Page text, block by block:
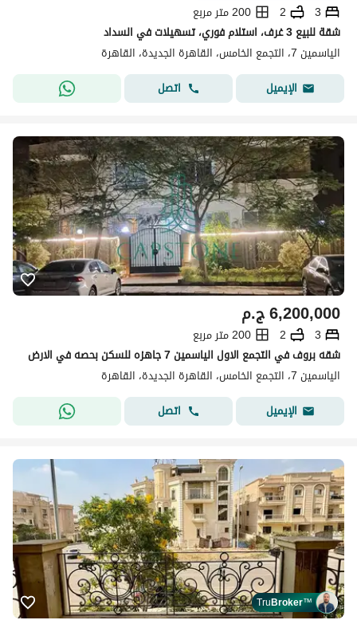
3
2
200 متر مربع
شقة للبيع 3 غرف، استلام فوري، تسهيلات في السداد
الياسمين 7، التجمع الخامس، القاهرة الجديدة، القاهرة
الإيميل
اتصل
ج.م6,200,000
3
2
200 متر مربع
شقه بروف في التجمع الاول الياسمين 7 جاهزه للسكن بحصه في الارض
الياسمين 7، التجمع الخامس، القاهرة الجديدة، القاهرة
الإيميل
اتصل
TruBroker™